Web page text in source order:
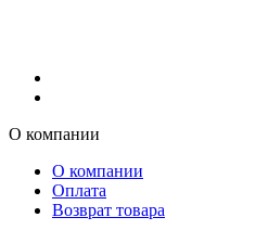
О компании
О компании
Оплата
Возврат товара